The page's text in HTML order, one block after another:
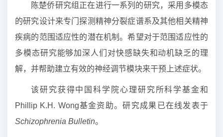
陈楚侨研究组正在进行一系列的研究，采用多模态
的研究设计来专门探测精神分裂症谱系及其他相关精神
疾病的范围适应性的潜在机制。希望对于范围适应性的
多模态研究能够加深人们对快感缺失和动机缺乏的理
解，并帮助建立有效的神经调节模块来干预上述症状。
该研究获得中国科学院心理研究所科学基金和
Phillip K.H. Wong基金资助。研究成果已在线发表于
Schizophrenia Bulletin。